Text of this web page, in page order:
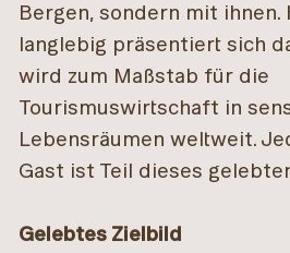
Bergen, sondern mit ihnen.
langlebig präsentiert sich
wird zum Maßstab für die
Tourismuswirtschaft in
Lebensräumen weltweit.
Gast ist Teil dieses
Gelebtes Zielbild